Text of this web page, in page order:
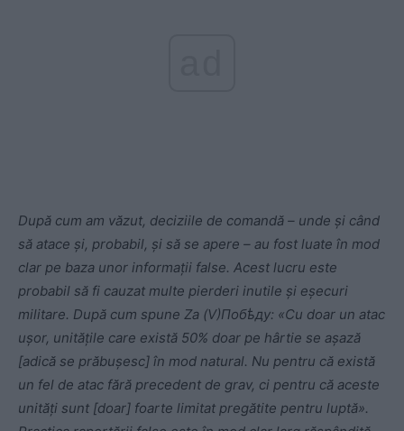
După cum am văzut, deciziile de comandă – unde și când
să atace și, probabil, și să se apere – au fost luate în mod
clar pe baza unor informații false. Acest lucru este
probabil să fi cauzat multe pierderi inutile și eșecuri
militare. După cum spune Zа (V)Побѣду: «Cu doar un atac
ușor, unitățile care există 50% doar pe hârtie se așază
[adică se prăbușesc] în mod natural. Nu pentru că există
un fel de atac fără precedent de grav, ci pentru că aceste
unități sunt [doar] foarte limitat pregătite pentru luptă».